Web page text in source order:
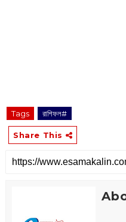
Tags রাশিফল#
Share This